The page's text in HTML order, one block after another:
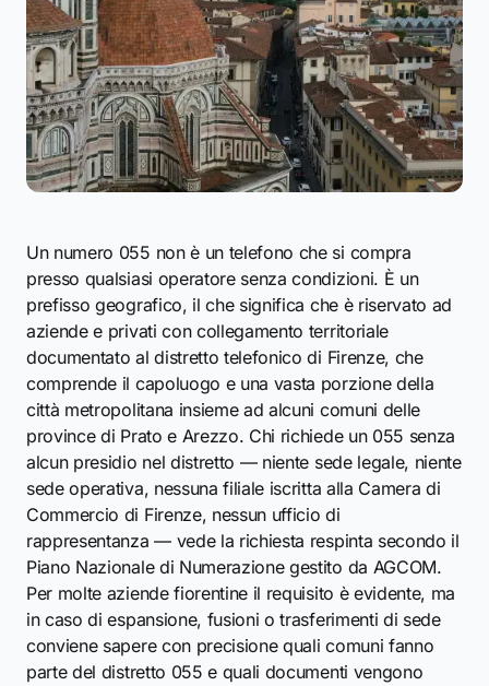
Un numero 055 non è un telefono che si compra
presso qualsiasi operatore senza condizioni. È un
prefisso geografico, il che significa che è riservato ad
aziende e privati con collegamento territoriale
documentato al distretto telefonico di Firenze, che
comprende il capoluogo e una vasta porzione della
città metropolitana insieme ad alcuni comuni delle
province di Prato e Arezzo. Chi richiede un 055 senza
alcun presidio nel distretto — niente sede legale, niente
sede operativa, nessuna filiale iscritta alla Camera di
Commercio di Firenze, nessun ufficio di
rappresentanza — vede la richiesta respinta secondo il
Piano Nazionale di Numerazione gestito da AGCOM.
Per molte aziende fiorentine il requisito è evidente, ma
in caso di espansione, fusioni o trasferimenti di sede
conviene sapere con precisione quali comuni fanno
parte del distretto 055 e quali documenti vengono